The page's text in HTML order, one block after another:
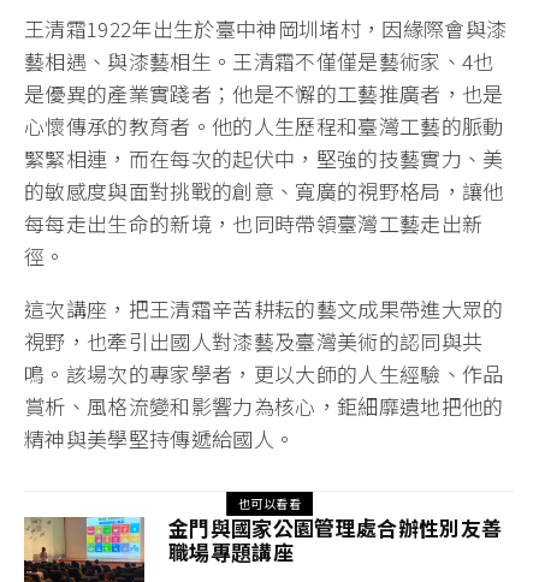
王清霜1922年出生於臺中神岡圳堵村，因緣際會與漆
藝相遇、與漆藝相生。王清霜不僅僅是藝術家、4也
是優異的產業實踐者；他是不懈的工藝推廣者，也是
心懷傳承的教育者。他的人生歷程和臺灣工藝的脈動
緊緊相連，而在每次的起伏中，堅強的技藝實力、美
的敏感度與面對挑戰的創意、寬廣的視野格局，讓他
每每走出生命的新境，也同時帶領臺灣工藝走出新
徑。
這次講座，把王清霜辛苦耕耘的藝文成果帶進大眾的
視野，也牽引出國人對漆藝及臺灣美術的認同與共
鳴。該場次的專家學者，更以大師的人生經驗、作品
賞析、風格流變和影響力為核心，鉅細靡遺地把他的
精神與美學堅持傳遞給國人。
也可以看看
金門與國家公園管理處合辦性別友善
職場專題講座